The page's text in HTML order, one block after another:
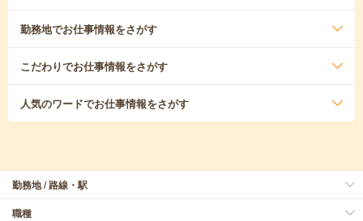
勤務地でお仕事情報をさがす
こだわりでお仕事情報をさがす
人気のワードでお仕事情報をさがす
勤務地 / 路線・駅
職種